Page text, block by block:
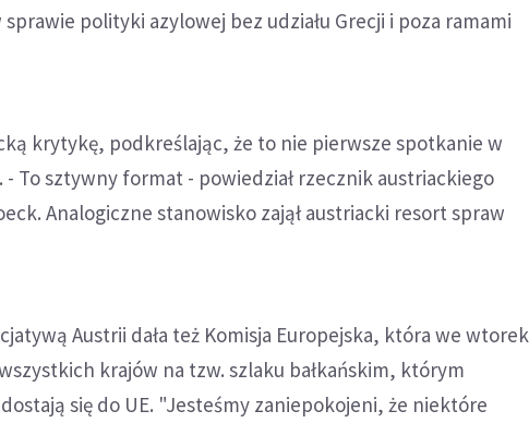
polityki azylowej bez udziału Grecji i poza ramami
krytykę, podkreślając, że to nie pierwsze spotkanie w
To sztywny format - powiedział rzecznik austriackiego
Analogiczne stanowisko zajął austriacki resort spraw
Austrii dała też Komisja Europejska, która we wtorek
krajów na tzw. szlaku bałkańskim, którym
się do UE. "Jesteśmy zaniepokojeni, że niektóre